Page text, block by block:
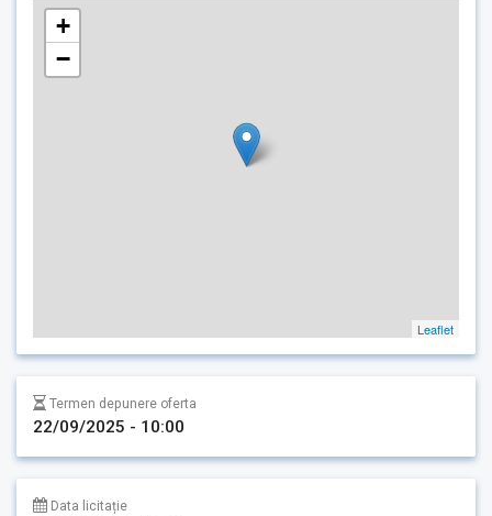
+
−
Leaflet
Termen depunere oferta
22/09/2025 - 10:00
Data licitație